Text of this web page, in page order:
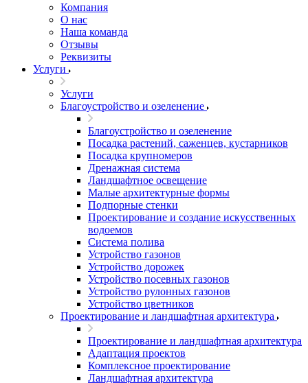
Компания
О нас
Наша команда
Отзывы
Реквизиты
Услуги
Услуги
Благоустройство и озеленение
Благоустройство и озеленение
Посадка растений, саженцев, кустарников
Посадка крупномеров
Дренажная система
Ландшафтное освещение
Малые архитектурные формы
Подпорные стенки
Проектирование и создание искусственных
водоемов
Система полива
Устройство газонов
Устройство дорожек
Устройство посевных газонов
Устройство рулонных газонов
Устройство цветников
Проектирование и ландшафтная архитектура
Проектирование и ландшафтная архитектура
Адаптация проектов
Комплексное проектирование
Ландшафтная архитектура